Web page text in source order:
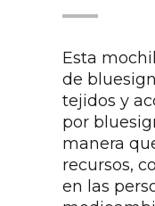
Esta
de
tejidos y
por
manera
recursos,
en las